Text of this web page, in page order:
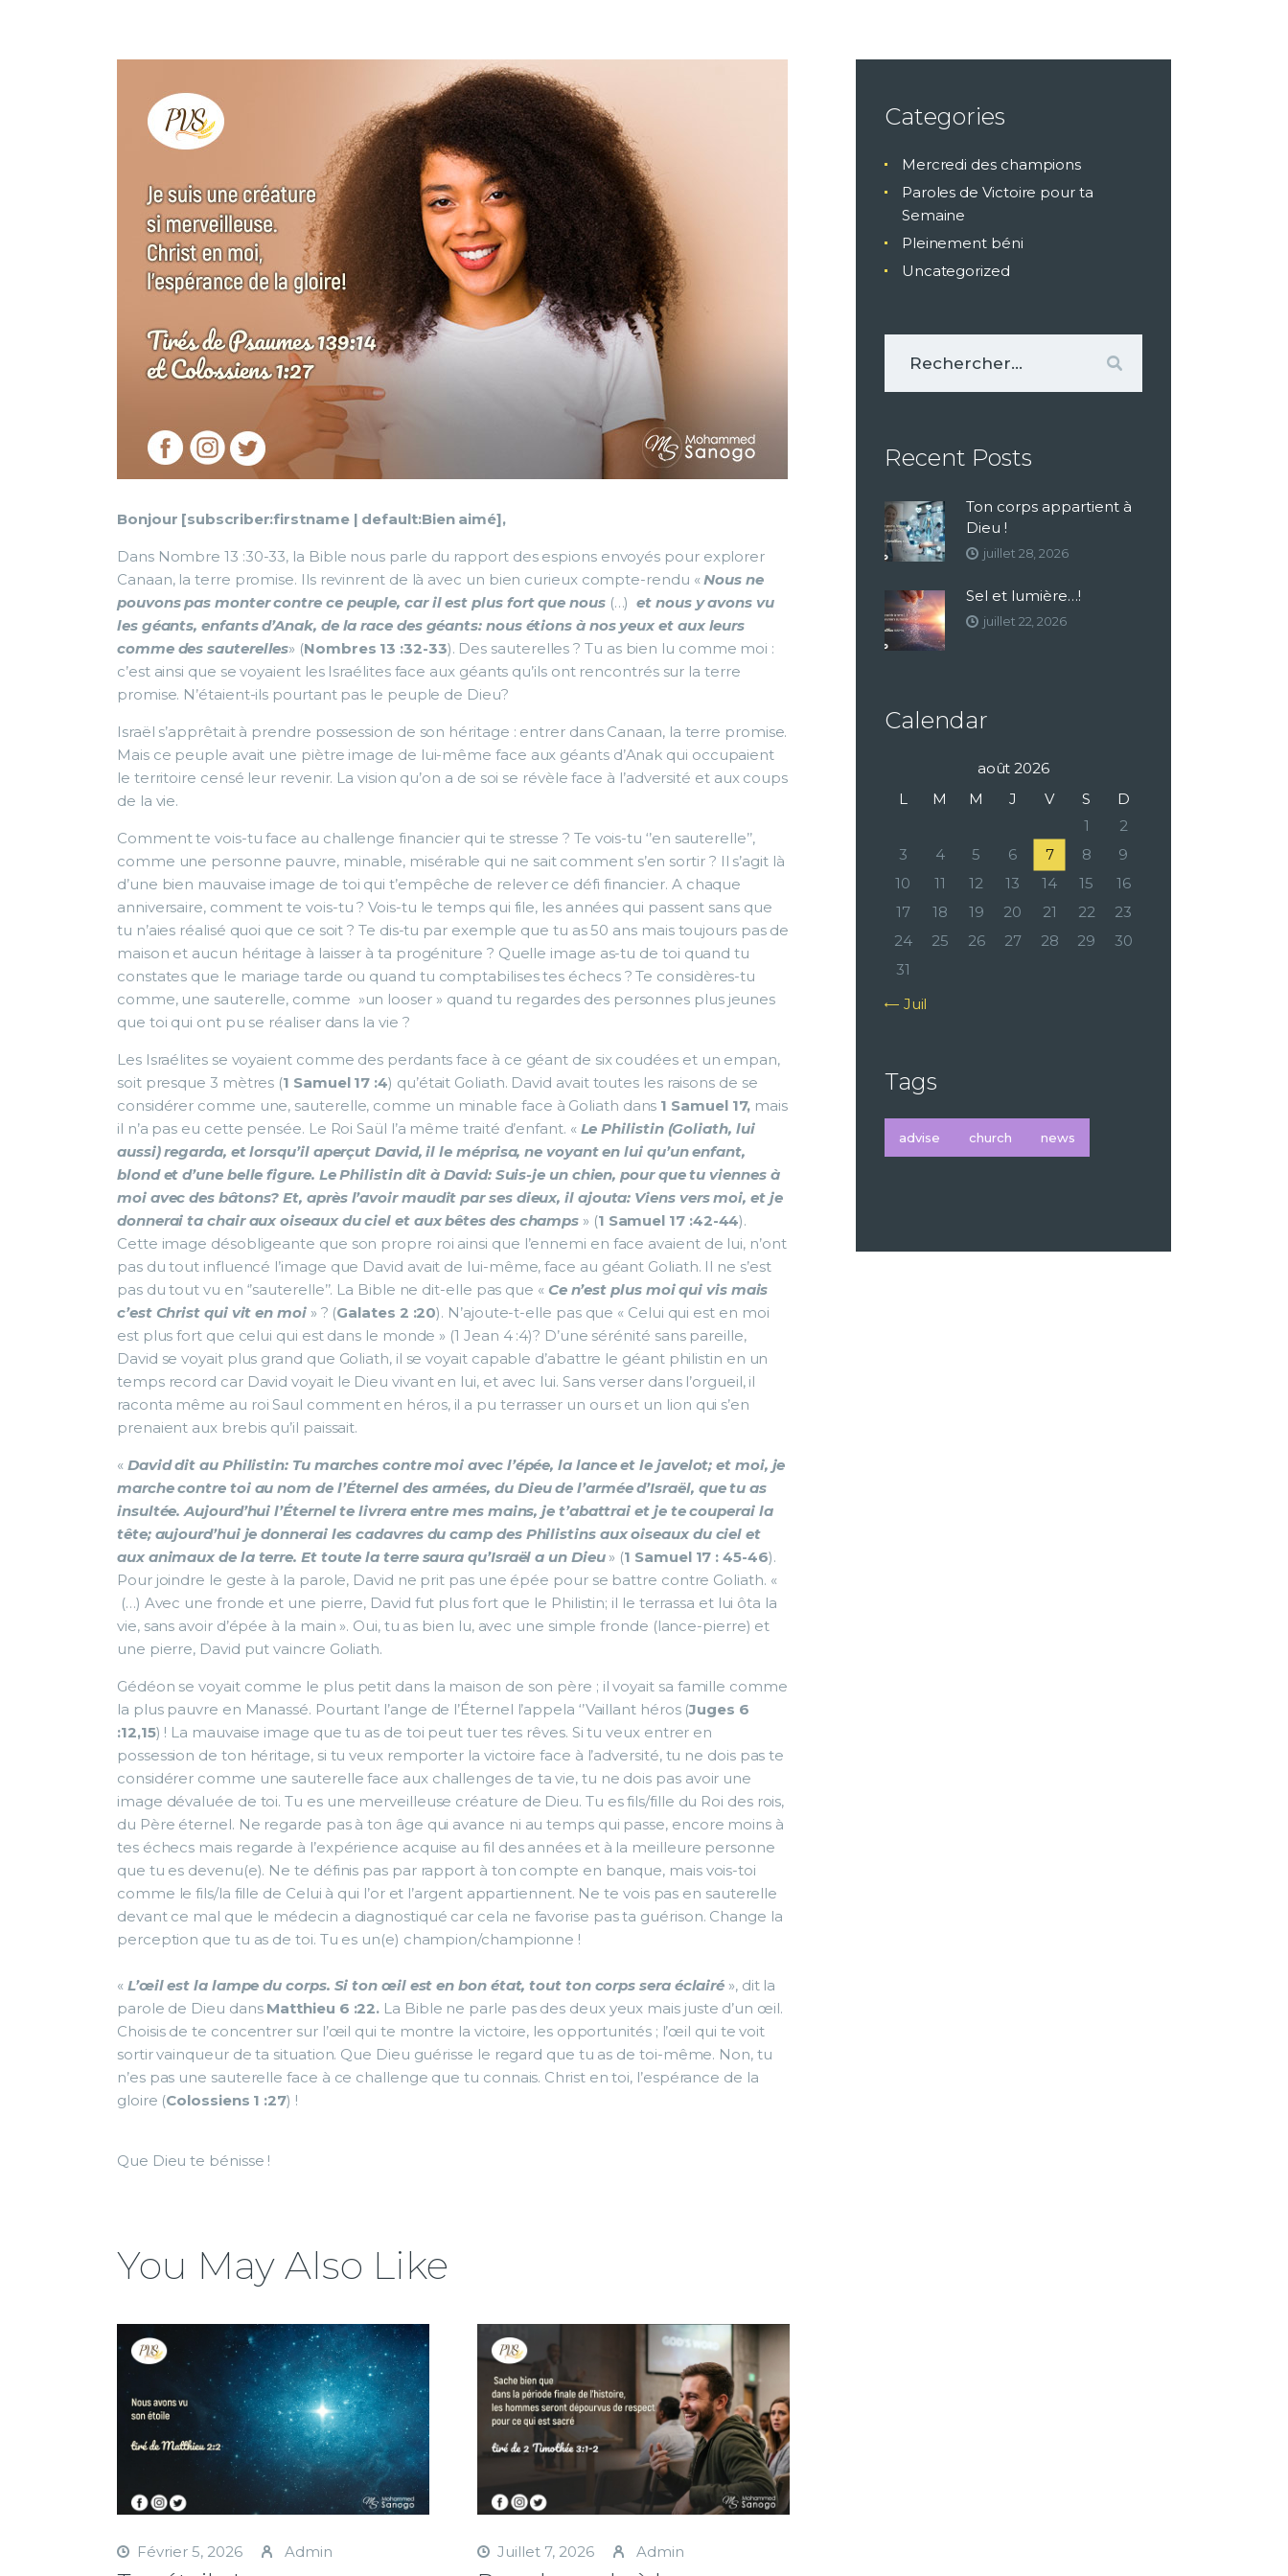
Bonjour [subscriber:firstname | default:Bien aimé],
Dans Nombre 13 :30-33, la Bible nous parle du rapport des espions envoyés pour explorer
Canaan, la terre promise. Ils revinrent de là avec un bien curieux compte-rendu «Nous ne
pouvons pas monter contre ce peuple, car il est plus fort que nous (…)et nous y avons vu
les géants, enfants d’Anak, de la race des géants: nous étions à nos yeux et aux leurs
comme des sauterelles» (Nombres 13 :32-33). Des sauterelles ? Tu as bien lu comme moi :
c’est ainsi que se voyaient les Israélites face aux géants qu’ils ont rencontrés sur la terre
promise. N’étaient-ils pourtant pas le peuple de Dieu?
Israël s’apprêtait à prendre possession de son héritage : entrer dans Canaan, la terre promise.
Mais ce peuple avait une piètre image de lui-même face aux géants d’Anak qui occupaient
le territoire censé leur revenir. La vision qu’on a de soi se révèle face à l’adversité et aux coups
de la vie.
Comment te vois-tu face au challenge financier qui te stresse ? Te vois-tu ‘’en sauterelle’’,
comme une personne pauvre, minable, misérable qui ne sait comment s’en sortir ? Il s’agit là
d’une bien mauvaise image de toi qui t’empêche de relever ce défi financier. A chaque
anniversaire, comment te vois-tu ? Vois-tu le temps qui file, les années qui passent sans que
tu n’aies réalisé quoi que ce soit ? Te dis-tu par exemple que tu as 50 ans mais toujours pas de
maison et aucun héritage à laisser à ta progéniture ? Quelle image as-tu de toi quand tu
constates que le mariage tarde ou quand tu comptabilises tes échecs ? Te considères-tu
comme, une sauterelle, comme »un looser » quand tu regardes des personnes plus jeunes
que toi qui ont pu se réaliser dans la vie ?
Les Israélites se voyaient comme des perdants face à ce géant de six coudées et un empan,
soit presque 3 mètres (1 Samuel 17 :4) qu’était Goliath. David avait toutes les raisons de se
considérer comme une, sauterelle, comme un minable face à Goliath dans 1 Samuel 17, mais
il n’a pas eu cette pensée. Le Roi Saül l’a même traité d’enfant. « Le Philistin (Goliath, lui
aussi) regarda, et lorsqu’il aperçut David, il le méprisa, ne voyant en lui qu’un enfant,
blond et d’une belle figure. Le Philistin dit à David: Suis-je un chien, pour que tu viennes à
moi avec des bâtons? Et, après l’avoir maudit par ses dieux, il ajouta: Viens vers moi, et je
donnerai ta chair aux oiseaux du ciel et aux bêtes des champs » (1 Samuel 17 :42-44).
Cette image désobligeante que son propre roi ainsi que l’ennemi en face avaient de lui, n’ont
pas du tout influencé l’image que David avait de lui-même, face au géant Goliath. Il ne s’est
pas du tout vu en ‘’sauterelle’’. La Bible ne dit-elle pas que «Ce n’est plus moi qui vis mais
c’est Christ qui vit en moi» ? (Galates 2 :20). N’ajoute-t-elle pas que « Celui qui est en moi
est plus fort que celui qui est dans le monde » (1 Jean 4 :4)? D’une sérénité sans pareille,
David se voyait plus grand que Goliath, il se voyait capable d’abattre le géant philistin en un
temps record car David voyait le Dieu vivant en lui, et avec lui. Sans verser dans l’orgueil, il
raconta même au roi Saul comment en héros, il a pu terrasser un ours et un lion qui s’en
prenaient aux brebis qu’il paissait.
« David dit au Philistin: Tu marches contre moi avec l’épée, la lance et le javelot; et moi, je
marche contre toi au nom de l’Éternel des armées, du Dieu de l’armée d’Israël, que tu as
insultée. Aujourd’hui l’Éternel te livrera entre mes mains, je t’abattrai et je te couperai la
tête; aujourd’hui je donnerai les cadavres du camp des Philistins aux oiseaux du ciel et
aux animaux de la terre. Et toute la terre saura qu’Israël a un Dieu » (1 Samuel 17 : 45-46).
Pour joindre le geste à la parole, David ne prit pas une épée pour se battre contre Goliath. «
(…) Avec une fronde et une pierre, David fut plus fort que le Philistin; il le terrassa et lui ôta la
vie, sans avoir d’épée à la main ». Oui, tu as bien lu, avec une simple fronde (lance-pierre) et
une pierre, David put vaincre Goliath.
Gédéon se voyait comme le plus petit dans la maison de son père ; il voyait sa famille comme
la plus pauvre en Manassé. Pourtant l’ange de l’Éternel l’appela ‘’Vaillant héros (Juges 6
:12,15) ! La mauvaise image que tu as de toi peut tuer tes rêves. Si tu veux entrer en
possession de ton héritage, si tu veux remporter la victoire face à l’adversité, tu ne dois pas te
considérer comme une sauterelle face aux challenges de ta vie, tu ne dois pas avoir une
image dévaluée de toi. Tu es une merveilleuse créature de Dieu. Tu es fils/fille du Roi des rois,
du Père éternel. Ne regarde pas à ton âge qui avance ni au temps qui passe, encore moins à
tes échecs mais regarde à l’expérience acquise au fil des années et à la meilleure personne
que tu es devenu(e). Ne te définis pas par rapport à ton compte en banque, mais vois-toi
comme le fils/la fille de Celui à qui l’or et l’argent appartiennent. Ne te vois pas en sauterelle
devant ce mal que le médecin a diagnostiqué car cela ne favorise pas ta guérison. Change la
perception que tu as de toi. Tu es un(e) champion/championne !
« L’œil est la lampe du corps. Si ton œil est en bon état, tout ton corps sera éclairé », dit la
parole de Dieu dans Matthieu 6 :22. La Bible ne parle pas des deux yeux mais juste d’un œil.
Choisis de te concentrer sur l’œil qui te montre la victoire, les opportunités ; l’œil qui te voit
sortir vainqueur de ta situation. Que Dieu guérisse le regard que tu as de toi-même. Non, tu
n’es pas une sauterelle face à ce challenge que tu connais. Christ en toi, l’espérance de la
gloire (Colossiens 1 :27) !
Que Dieu te bénisse !
You May Also Like
Février 5, 2026 Admin Juillet 7, 2026 Admin
Categories
Mercredi des champions
Paroles de Victoire pour ta
Semaine
Pleinement béni
Uncategorized
Recent Posts
Ton corps appartient à
Dieu !
juillet 28, 2026
Sel et lumière…!
juillet 22, 2026
Calendar
août 2026
L
M M J V S
D
1
2
3
4 5 6 7 8
9
10
11 12 13 14 15
16
17
18 19 20 21 22
23
24
25 26 27 28 29
30
31
« Juil
Tags
advise church news